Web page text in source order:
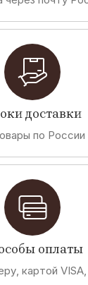
доставки
по России
оплаты
картой